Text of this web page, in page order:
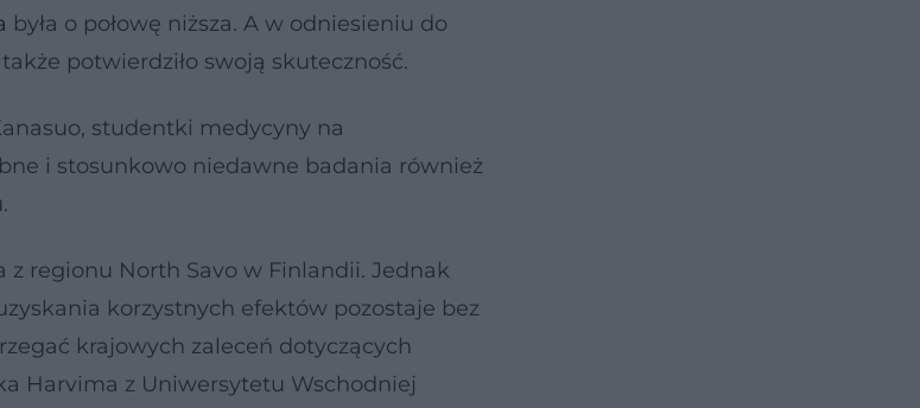
była o połowę niższa. A w odniesieniu do
potwierdziło swoją skuteczność.
studentki medycyny na
i stosunkowo niedawne badania również
regionu North Savo w Finlandii. Jednak
korzystnych efektów pozostaje bez
krajowych zaleceń dotyczących
Harvima z Uniwersytetu Wschodniej